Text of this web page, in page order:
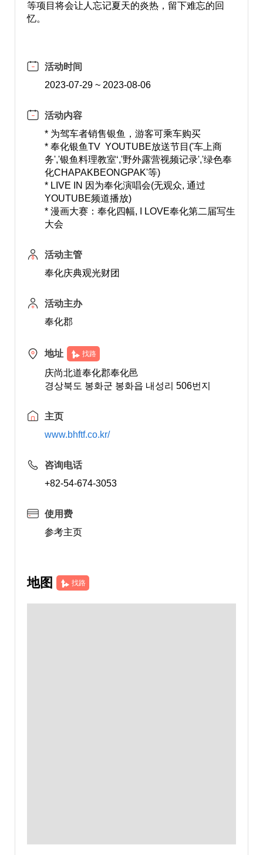
等项目将会让人忘记夏天的炎热，留下难忘的回
忆。
活动时间
2023-07-29 ~ 2023-08-06
活动内容
* 为驾车者销售银鱼，游客可乘车购买
* 奉化银鱼TV YOUTUBE放送节目('车上商
务','银鱼料理教室‘,'野外露营视频记录','绿色奉
化CHAPAKBEONGPAK'等)
* LIVE IN 因为奉化演唱会(无观众, 通过
YOUTUBE频道播放)
* 漫画大赛：奉化四幅, I LOVE奉化第二届写生
大会
活动主管
奉化庆典观光财团
活动主办
奉化郡
地址 找路
庆尚北道奉化郡奉化邑
경상북도 봉화군 봉화읍 내성리 506번지
主页
www.bhftf.co.kr/
咨询电话
+82-54-674-3053
使用费
参考主页
地图 找路